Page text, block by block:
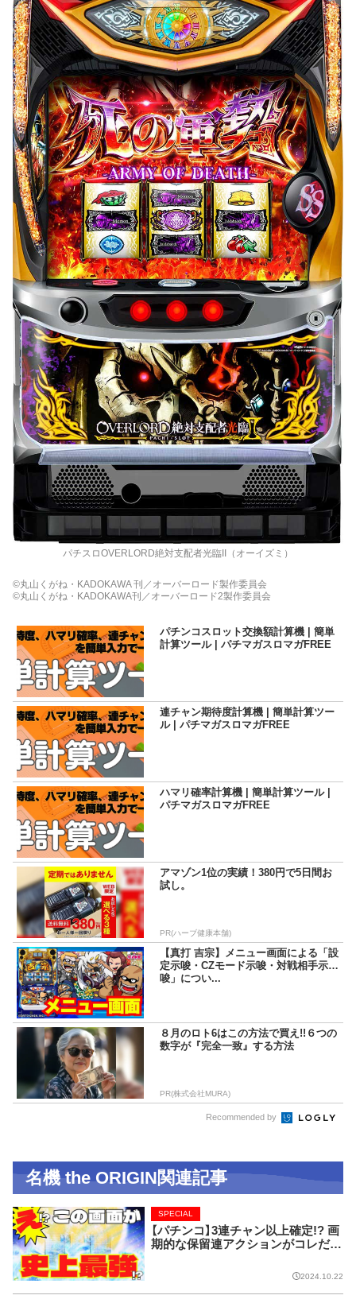
パチスロOVERLORD絶対支配者光臨II（オーイズミ）
©丸山くがね・KADOKAWA 刊／オーバーロード製作委員会
©丸山くがね・KADOKAWA刊／オーバーロード2製作委員会
パチンコスロット交換額計算機 | 簡単
計算ツール | パチマガスロマガFREE
連チャン期待度計算機 | 簡単計算ツー
ル | パチマガスロマガFREE
ハマリ確率計算機 | 簡単計算ツール |
パチマガスロマガFREE
アマゾン1位の実績！380円で5日間お
試し。
PR(ハーブ健康本舗)
【真打 吉宗】メニュー画面による「設
定示唆・CZモード示唆・対戦相手示
唆」につい...
８月のロト6はこの方法で買え!!６つの
数字が『完全一致』する方法
PR(株式会社MURA)
Recommended by
名機 the ORIGIN関連記事
【パチンコ】3連チャン以上確定!? 画
期的な保留連アクションがコレだ!
SPECIAL
2024.10.22